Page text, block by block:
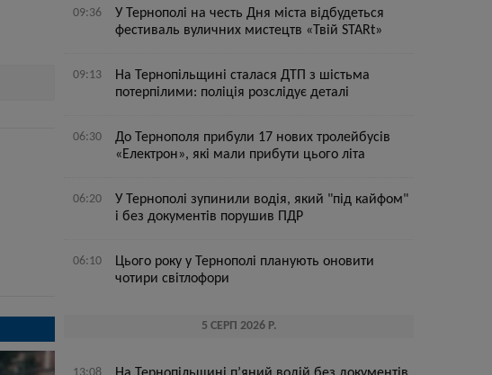
09:36
У Тернополі на честь Дня міста відбудеться
фестиваль вуличних мистецтв «Твій STARt»
09:13
На Тернопільщині сталася ДТП з шістьма
потерпілими: поліція розслідує деталі
06:30
До Тернополя прибули 17 нових тролейбусів
«Електрон», які мали прибути цього літа
06:20
У Тернополі зупинили водія, який "під кайфом"
і без документів порушив ПДР
06:10
Цього року у Тернополі планують оновити
чотири світлофори
5 СЕРП 2026 Р.